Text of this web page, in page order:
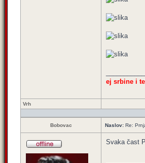
ej srbine i
Vrh
Bobovac Naslov: Re:
Svaka čast